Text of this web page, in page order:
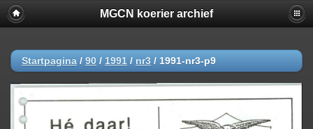
MGCN koerier archief
Startpagina / 90 / 1991 / nr3 / 1991-nr3-p9